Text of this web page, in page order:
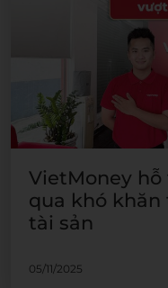
VietMoney
qua khó khăn
tài sản
05/11/2025